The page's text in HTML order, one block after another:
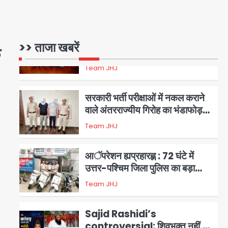
>> ताजा खबरें
2
वाले गिरोह का भंडाफोड़
Team JHJ
3
सरकारी भर्ती परीक्षाओं में नकल कराने
वाले अंतरराज्यीय गिरोह का भंडाफोड़,
मास्टरमाइंड समेत 7 गिरफ्तार
Team JHJ
4
आॅपरेशन ह्यप्रहारह्ण : 72 घंटे में
उत्तर-पश्चिम जिला पुलिस का बड़ा
एक्शन
Team JHJ
Sajid Rashidi’s